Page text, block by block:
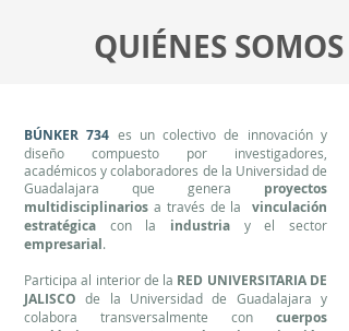
QUIÉNES SOMOS
BÚNKER 734 es un colectivo de innovación y
diseño compuesto por investigadores,
académicos y colaboradores de la Universidad de
Guadalajara que genera proyectos
multidisciplinarios a través de la vinculación
estratégica con la industria y el sector
empresarial.
Participa al interior de la RED UNIVERSITARIA DE
JALISCO de la Universidad de Guadalajara y
colabora transversalmente con cuerpos